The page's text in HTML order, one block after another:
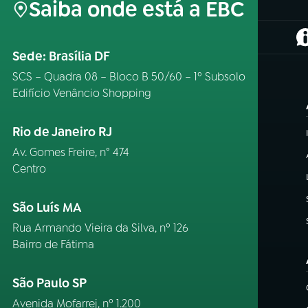
Saiba onde está a EBC
Sede: Brasília DF
SCS – Quadra 08 – Bloco B 50/60 – 1º Subsolo
Edifício Venâncio Shopping
Rio de Janeiro RJ
Av. Gomes Freire, n° 474
Centro
São Luís MA
Rua Armando Vieira da Silva, nº 126
Bairro de Fátima
São Paulo SP
Avenida Mofarrej, nº 1.200